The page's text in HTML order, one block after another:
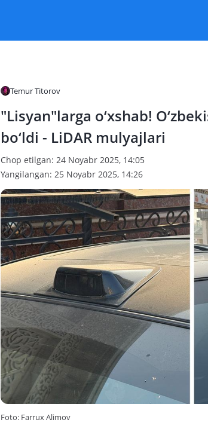
Temur Titorov
"Lisyan"larga o‘xshab!
bo‘ldi - LiDAR mulyajlari
Chop etilgan: 24 Noyabr 2025, 14:05
Yangilangan: 25 Noyabr 2025, 14:26
Foto: Farrux Alimov